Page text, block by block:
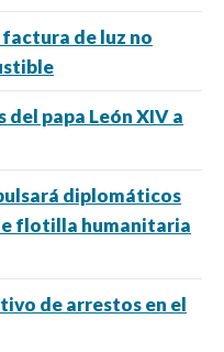
factura de luz no
del papa León XIV a
diplomáticos
flotilla humanitaria
de arrestos en el